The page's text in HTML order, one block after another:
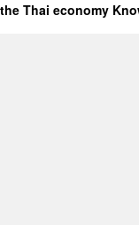
Thai economy